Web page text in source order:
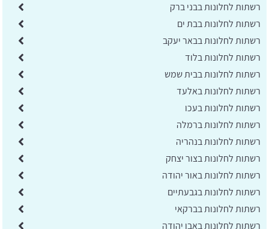
רשתות לחלונות בבני ברק
רשתות לחלונות בבת ים
רשתות לחלונות בבאר יעקב
רשתות לחלונות בלוד
רשתות לחלונות בבית שמש
רשתות לחלונות באלעד
רשתות לחלונות בעכו
רשתות לחלונות ברמלה
רשתות לחלונות בנהריה
רשתות לחלונות בצור יצחק
רשתות לחלונות באור יהודה
רשתות לחלונות בגבעתיים
רשתות לחלונות בברקאי
רשתות לחלונות באבן יהודה